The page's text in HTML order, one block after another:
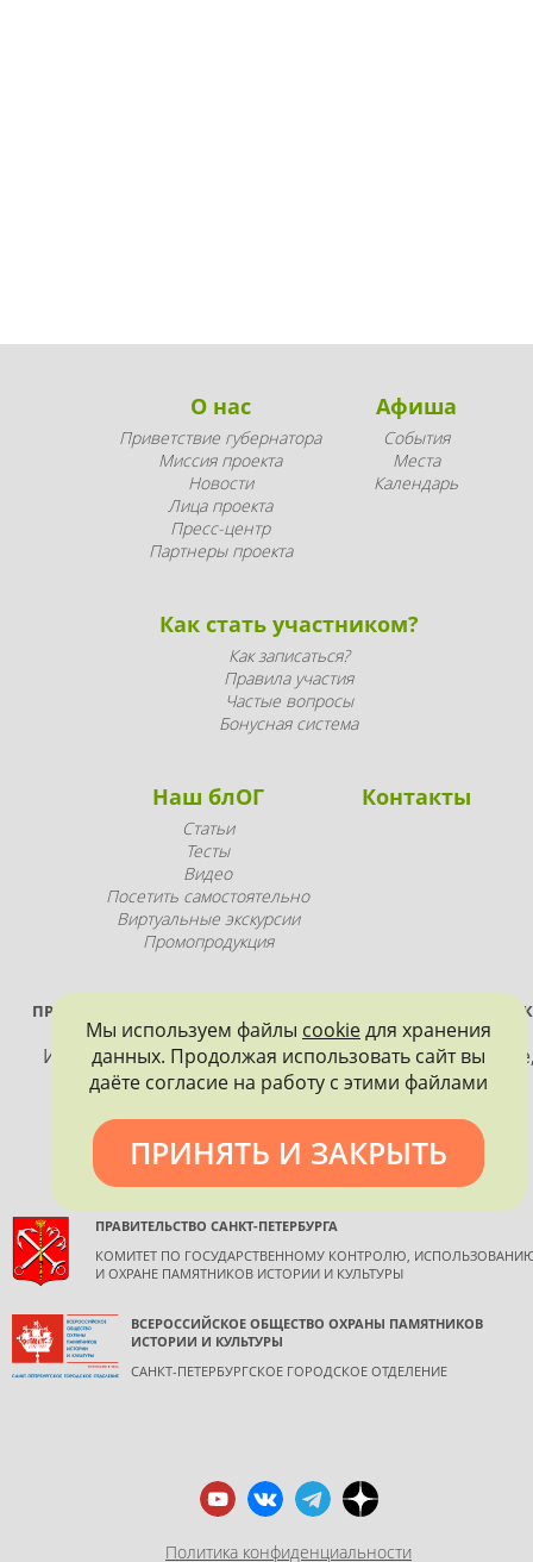
О нас
Приветствие губернатора
Миссия проекта
Новости
Лица проекта
Пресс-центр
Партнеры проекта
Афиша
События
Места
Календарь
Как стать участником?
Как записаться?
Правила участия
Частые вопросы
Бонусная система
Наш блОГ
Статьи
Тесты
Видео
Посетить самостоятельно
Виртуальные экскурсии
Промопродукция
Контакты
ПРОЕКТ РЕАЛИЗУЕТСЯ ПРИ ПОДДЕРЖКЕ ПРАВИТЕЛЬСТВА
ПЕТЕРБУРГА
Использование материалов, размещенных на
допускается только с согласия правообладателя и
ПРАВИТЕЛЬСТВО САНКТ-ПЕТЕРБУРГА
КОМИТЕТ ПО ГОСУДАРСТВЕННОМУ КОНТРОЛЮ,
И ОХРАНЕ ПАМЯТНИКОВ ИСТОРИИ И КУЛЬТУРЫ
ВСЕРОССИЙСКОЕ ОБЩЕСТВО ОХРАНЫ ПАМЯТНИКОВ
ИСТОРИИ И КУЛЬТУРЫ
САНКТ-ПЕТЕРБУРГСКОЕ ГОРОДСКОЕ ОТДЕЛЕНИЕ
Политика конфиденциальности
Мы используем файлы cookieдля хранения
данных. Продолжая использовать сайт вы
даёте согласие на работу с этими файлами
ПРИНЯТЬ И ЗАКРЫТЬ